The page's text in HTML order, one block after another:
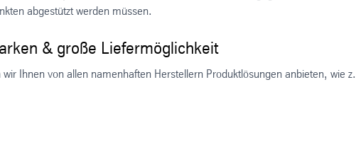
abgestützt werden müssen.
& große Liefermöglichkeit
Ihnen von allen namenhaften Herstellern Produktlösungen anbieten, wie